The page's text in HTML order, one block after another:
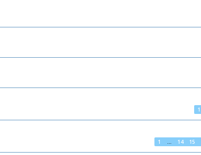
1
1 14 15